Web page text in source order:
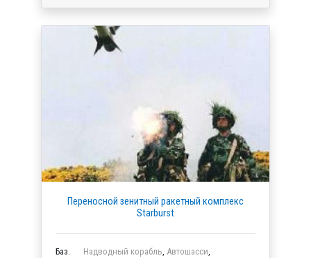
Переносной зенитный ракетный комплекс
Starburst
Баз. Надводный корабль, Автошасси,